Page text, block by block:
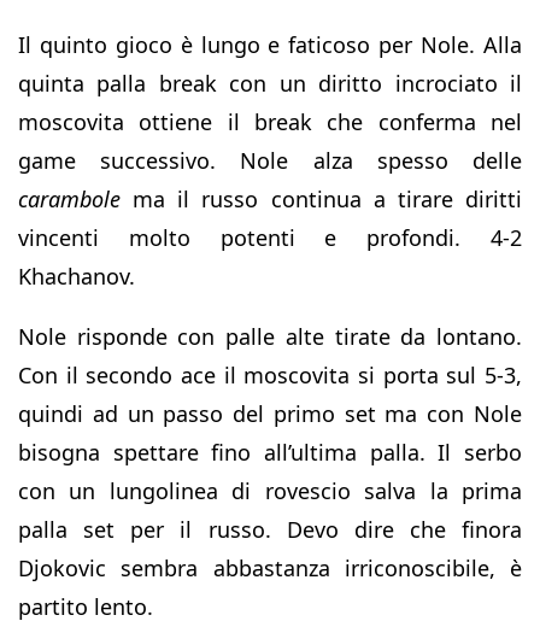
Il quinto gioco è lungo e faticoso per Nole. Alla
quinta palla break con un diritto incrociato il
moscovita ottiene il break che conferma nel
game successivo. Nole alza spesso delle
carambole ma il russo continua a tirare diritti
vincenti molto potenti e profondi. 4-2
Khachanov.
Nole risponde con palle alte tirate da lontano.
Con il secondo ace il moscovita si porta sul 5-3,
quindi ad un passo del primo set ma con Nole
bisogna spettare fino all’ultima palla. Il serbo
con un lungolinea di rovescio salva la prima
palla set per il russo. Devo dire che finora
Djokovic sembra abbastanza irriconoscibile, è
partito lento.